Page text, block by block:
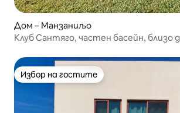
Дом – Манзаниљо
Клуб Сантяго, частен басейн, близо
Избор на гостите
Избор на гостите